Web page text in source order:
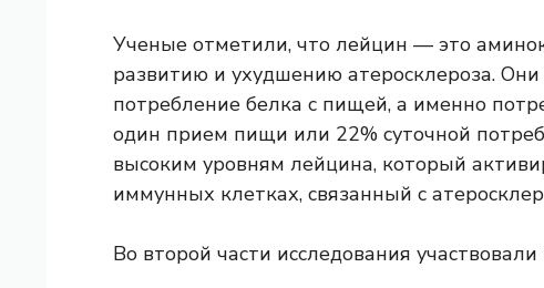
Ученые отметили, что лейцин — это
развитию и ухудшению атеросклероза.
потребление белка с пищей, а именно
один прием пищи или 22% суточной
высоким уровням лейцина, который
иммунных клетках, связанный с
Во второй части исследования